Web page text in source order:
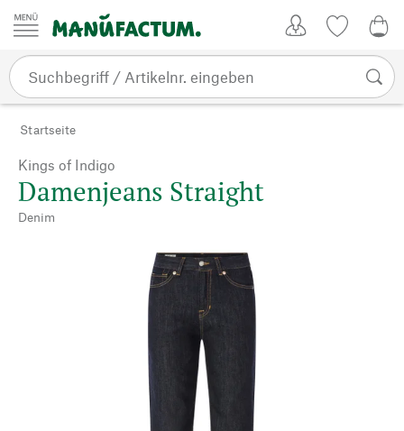
Zum Inhalt springen
Startseite
Kings of Indigo
Damenjeans Straight
Denim